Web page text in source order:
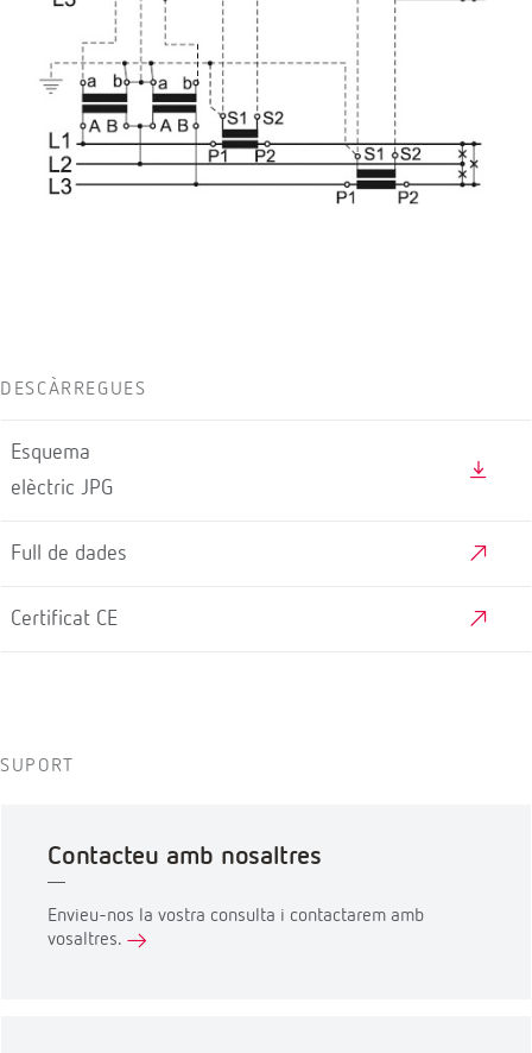
DESCÀRREGUES
Esquema
elèctric JPG
Full de dades
Certificat CE
SUPORT
Contacteu amb nosaltres
Envieu-nos la vostra consulta i contactarem amb
vosaltres.